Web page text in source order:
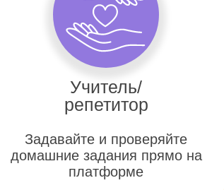
Учитель/
репетитор
Задавайте и проверяйте
домашние задания прямо на
платформе